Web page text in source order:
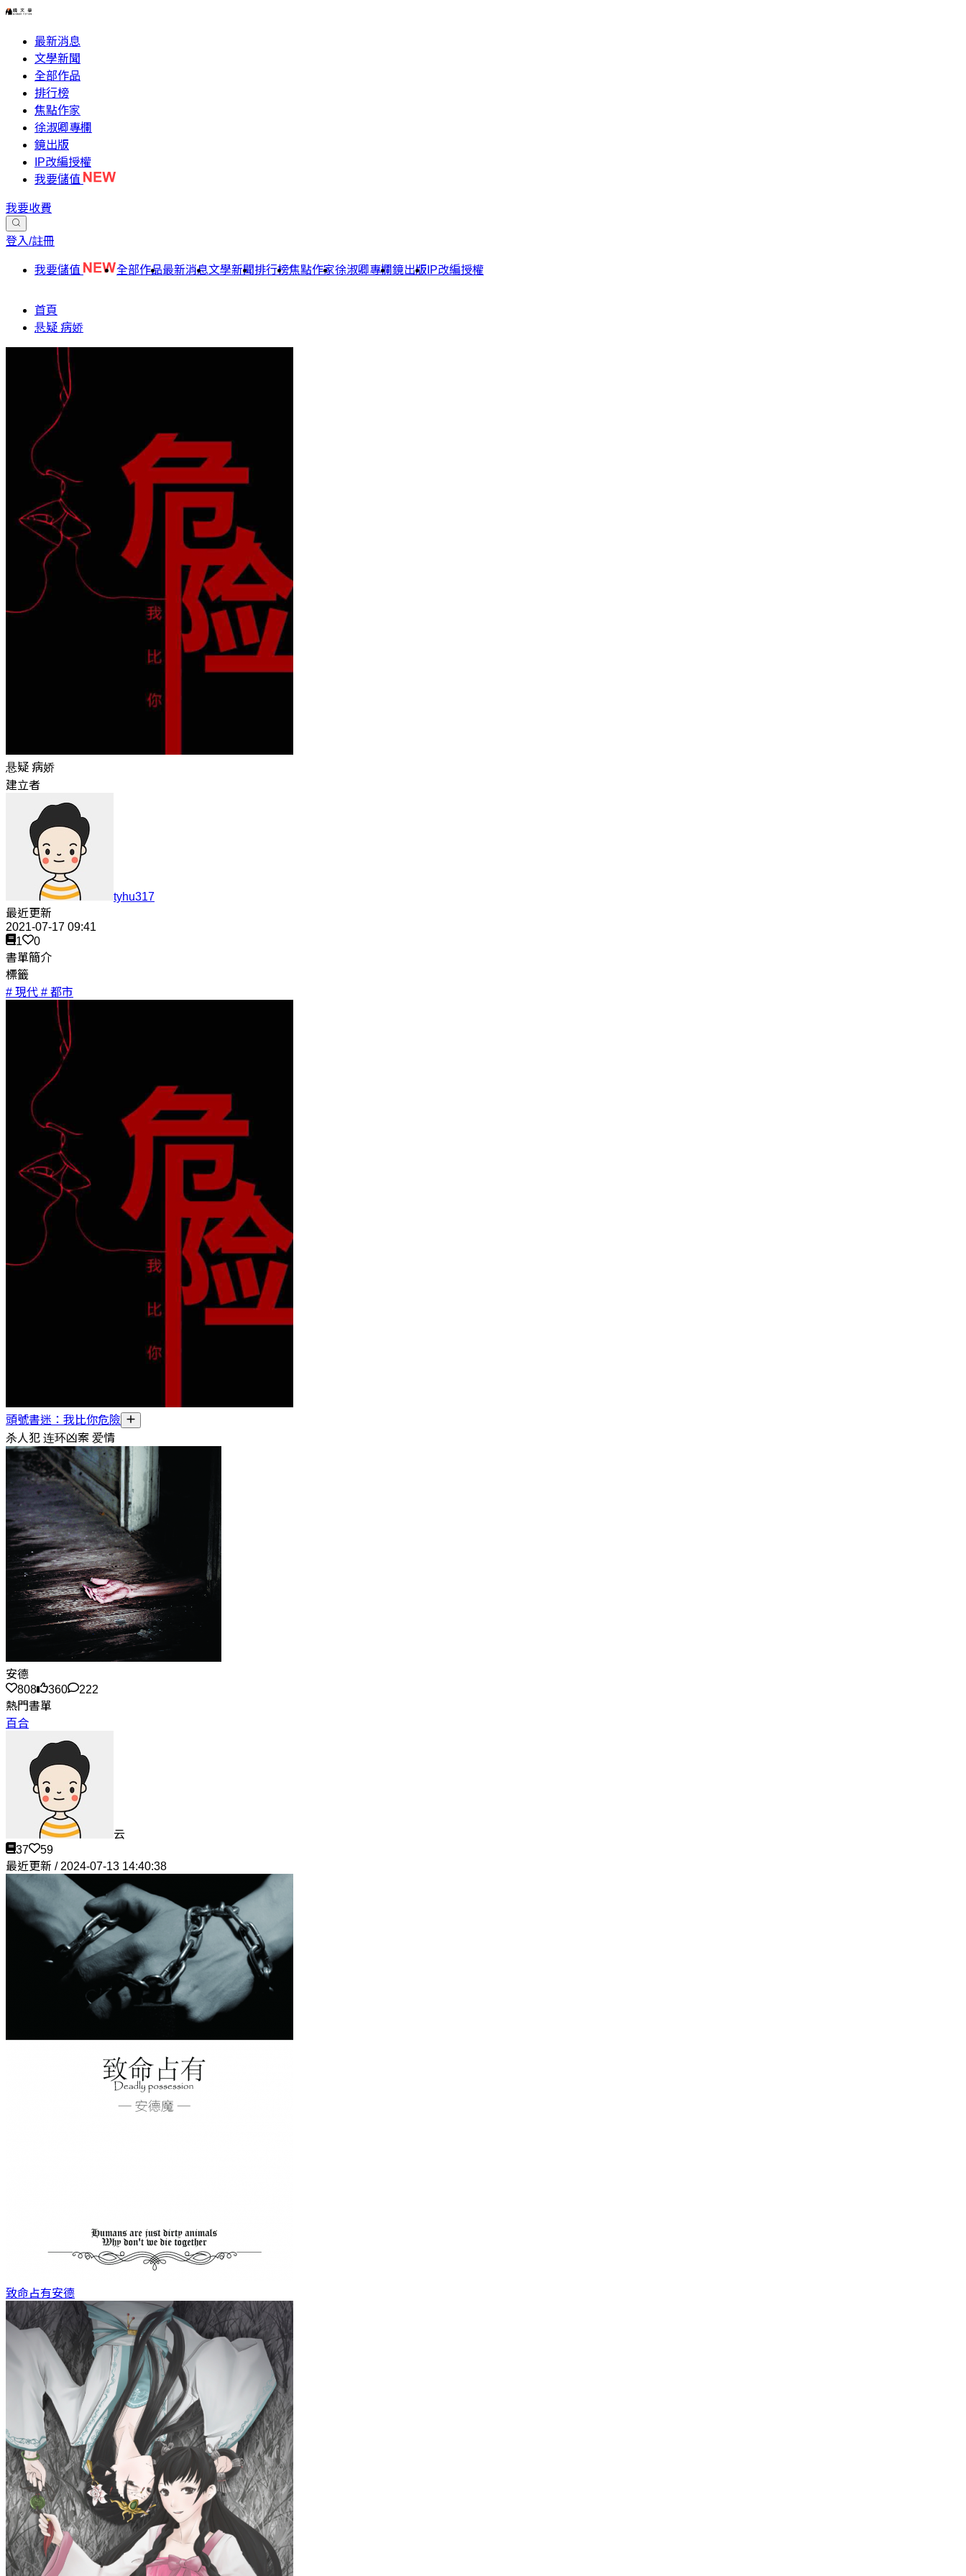
最新消息
文學新聞
全部作品
排行榜
焦點作家
徐淑卿專欄
鏡出版
IP改編授權
我要儲值
我要收費
登入/註冊
我要儲值 全部作品最新消息文學新聞排行榜焦點作家徐淑卿專欄鏡出版 IP改編授權
首頁
悬疑 病娇
悬疑 病娇
建立者
tyhu317
最近更新
2021-07-17 09:41
1
0
書單簡介
標籤
# 現代 # 都市
頭號書迷：我比你危險
杀人犯 连环凶案 爱情
安德
808
360
222
熱門書單
百合
云
37
59
最近更新 / 2024-07-13 14:40:38
致命占有安德